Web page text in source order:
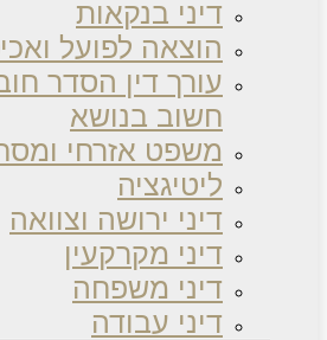
דיני בנקאות
הוצאה לפועל
עורך דין הסדר
חשוב בנושא
משפט אזרחי
ליטיגציה
דיני ירושה וצוואה
דיני מקרקעין
דיני משפחה
דיני עבודה